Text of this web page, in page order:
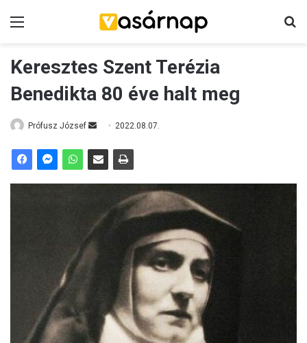
Keresztes Szent Terézia
Benedikta 80 éve halt meg
Prófusz József
n
e
2022.08.07.